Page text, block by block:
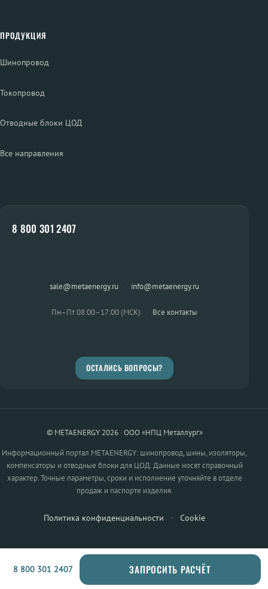
ПРОДУКЦИЯ
Шинопровод
Токопровод
Отводные блоки ЦОД
Все направления
8 800 301 2407
sale@metaenergy.ru · info@metaenergy.ru
Пн–Пт 08:00–17:00 (МСК) · Все контакты
ОСТАЛИСЬ ВОПРОСЫ?
© METAENERGY 2026 · ООО «НПЦ Металлург»
Информационный портал METAENERGY: шинопровод, шины, изоляторы,
компенсаторы и отводные блоки для ЦОД. Данные носят справочный
характер. Точные параметры, сроки и исполнение уточняйте в отделе
продаж и паспорте изделия.
Политика конфиденциальности · Cookie
8 800 301 2407 ЗАПРОСИТЬ РАСЧЁТ